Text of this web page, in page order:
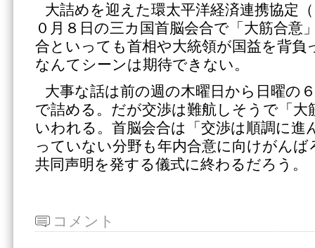
大詰めを迎えた環太平洋経済連携協定
０月８日の三カ国首脳会合で「大筋合意
合といっても首相や大統領が国益を背負
なんてシーンは期待できない。
大事な話は前の週の木曜日から日曜の
で詰める。だが交渉は難航しそうで「大
いわれる。首脳会合は「交渉は順調に進
っていない分野も年内合意に向けがん
共同声明を発する儀式に終わるだろう。
コメント